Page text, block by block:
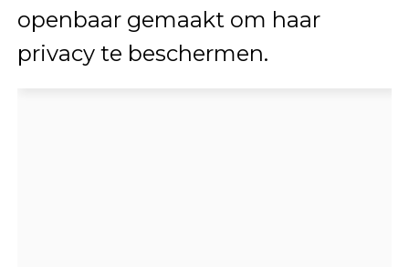
openbaar gemaakt om haar
privacy te beschermen.